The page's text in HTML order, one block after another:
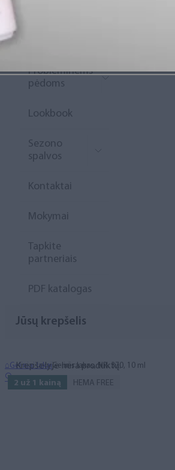
Probleminėms
pėdoms
Lookbook
Sezono
spalvos
Kontaktai
Mokymai
Tapkite
partneriais
PDF katalogas
Jūsų krepšelis
Krepšelyje nėra produktų.
⌂Geliniai lakai Gelinis lakas, NR. 370, 10 ml
2 už 1 kainą HEMA FREE
🔍